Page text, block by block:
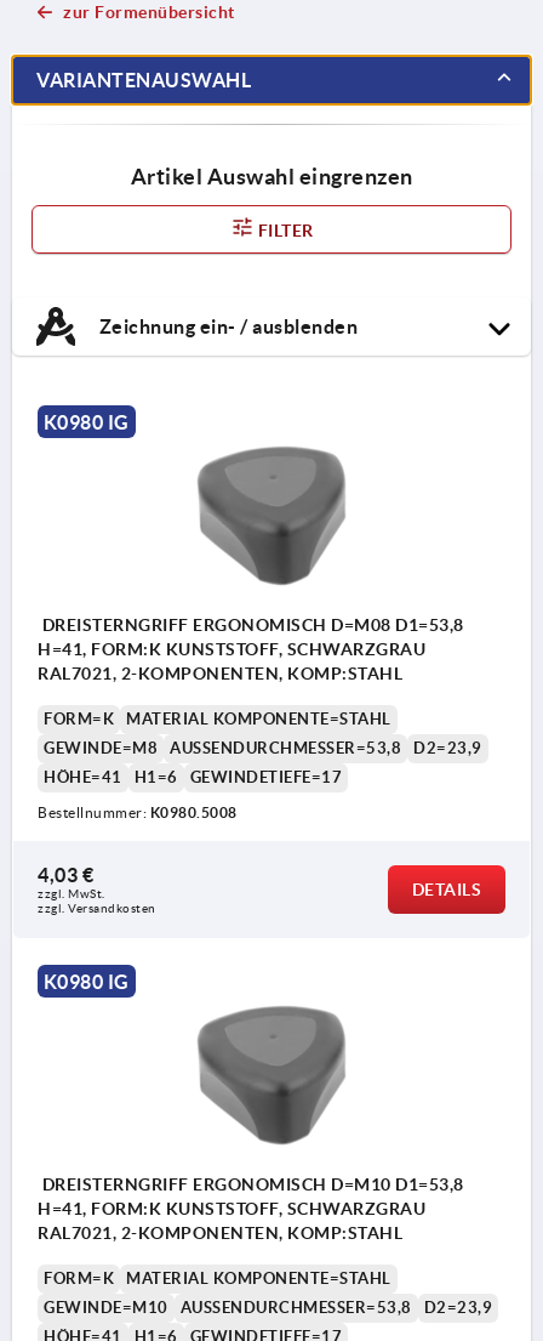
zur Formenübersicht
VARIANTENAUSWAHL
Artikel Auswahl eingrenzen
FILTER
Zeichnung ein- / ausblenden
K0980 IG
DREISTERNGRIFF ERGONOMISCH D=M08 D1=53,8
H=41, FORM:K KUNSTSTOFF, SCHWARZGRAU
RAL7021, 2-KOMPONENTEN, KOMP:STAHL
FORM=K
MATERIAL KOMPONENTE=STAHL
GEWINDE=M8
AUSSENDURCHMESSER=53,8
D2=23,9
HÖHE=41
H1=6 GEWINDETIEFE=17
Bestellnummer: K0980.5008
4,03 €
zzgl. MwSt.
zzgl. Versandkosten
DETAILS
K0980 IG
DREISTERNGRIFF ERGONOMISCH D=M10 D1=53,8
H=41, FORM:K KUNSTSTOFF, SCHWARZGRAU
RAL7021, 2-KOMPONENTEN, KOMP:STAHL
FORM=K
MATERIAL KOMPONENTE=STAHL
GEWINDE=M10
AUSSENDURCHMESSER=53,8
D2=23,9
HÖHE=41
H1=6 GEWINDETIEFE=17